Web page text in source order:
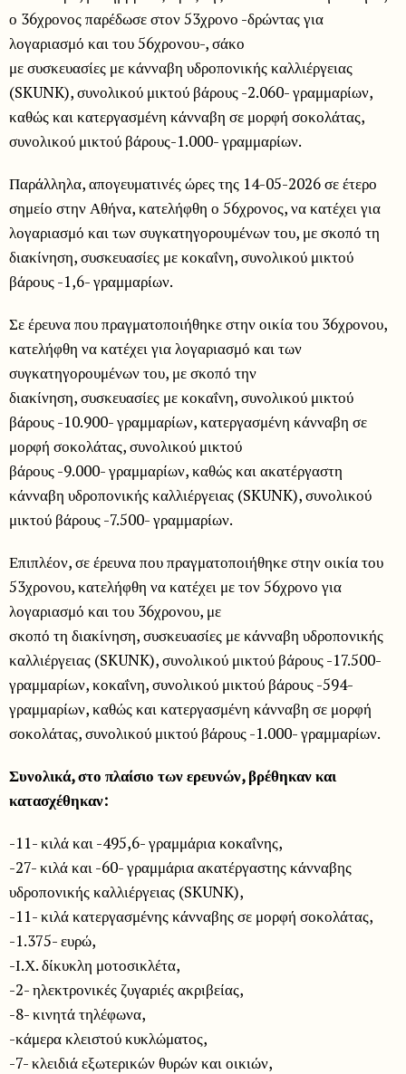
ο 36χρονος παρέδωσε στον 53χρονο -δρώντας για
λογαριασμό και του 56χρονου-, σάκο
με συσκευασίες με κάνναβη υδροπονικής καλλιέργειας
(SKUNK), συνολικού μικτού βάρους -2.060- γραμμαρίων,
καθώς και κατεργασμένη κάνναβη σε μορφή σοκολάτας,
συνολικού μικτού βάρους-1.000- γραμμαρίων.
Παράλληλα, απογευματινές ώρες της 14-05-2026 σε έτερο
σημείο στην Αθήνα, κατελήφθη ο 56χρονος, να κατέχει για
λογαριασμό και των συγκατηγορουμένων του, με σκοπό τη
διακίνηση, συσκευασίες με κοκαΐνη, συνολικού μικτού
βάρους -1,6- γραμμαρίων.
Σε έρευνα που πραγματοποιήθηκε στην οικία του 36χρονου,
κατελήφθη να κατέχει για λογαριασμό και των
συγκατηγορουμένων του, με σκοπό την
διακίνηση, συσκευασίες με κοκαΐνη, συνολικού μικτού
βάρους -10.900- γραμμαρίων, κατεργασμένη κάνναβη σε
μορφή σοκολάτας, συνολικού μικτού
βάρους -9.000- γραμμαρίων, καθώς και ακατέργαστη
κάνναβη υδροπονικής καλλιέργειας (SKUNK), συνολικού
μικτού βάρους -7.500- γραμμαρίων.
Επιπλέον, σε έρευνα που πραγματοποιήθηκε στην οικία του
53χρονου, κατελήφθη να κατέχει με τον 56χρονο για
λογαριασμό και του 36χρονου, με
σκοπό τη διακίνηση, συσκευασίες με κάνναβη υδροπονικής
καλλιέργειας (SKUNK), συνολικού μικτού βάρους -17.500-
γραμμαρίων, κοκαΐνη, συνολικού μικτού βάρους -594-
γραμμαρίων, καθώς και κατεργασμένη κάνναβη σε μορφή
σοκολάτας, συνολικού μικτού βάρους -1.000- γραμμαρίων.
Συνολικά, στο πλαίσιο των ερευνών, βρέθηκαν και
κατασχέθηκαν:
-11- κιλά και -495,6- γραμμάρια κοκαΐνης,
-27- κιλά και -60- γραμμάρια ακατέργαστης κάνναβης
υδροπονικής καλλιέργειας (SKUNK),
-11- κιλά κατεργασμένης κάνναβης σε μορφή σοκολάτας,
-1.375- ευρώ,
-Ι.Χ. δίκυκλη μοτοσικλέτα,
-2- ηλεκτρονικές ζυγαριές ακριβείας,
-8- κινητά τηλέφωνα,
-κάμερα κλειστού κυκλώματος,
-7- κλειδιά εξωτερικών θυρών και οικιών,